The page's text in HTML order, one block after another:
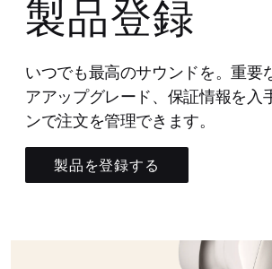
製品登録
いつでも最高のサウンドを。重要
アアップグレード、保証情報を入
ンで注文を管理できます。
製品を登録する